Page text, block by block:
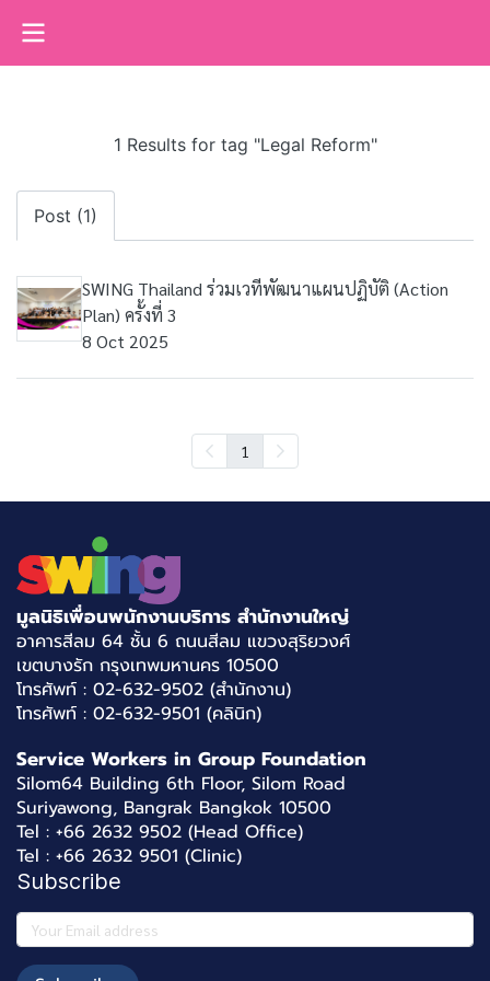
1 Results for tag "Legal Reform"
Post (1)
SWING Thailand ร่วมเวทีพัฒนาแผนปฏิบัติ (Action
Plan) ครั้งที่ 3
8 Oct 2025
1
มูลนิธิเพื่อนพนักงานบริการ สำนักงานใหญ่
อาคารสีลม 64 ชั้น 6 ถนนสีลม แขวงสุริยวงศ์
เขตบางรัก กรุงเทพมหานคร 10500
โทรศัพท์ : 02-632-9502 (สำนักงาน)
โทรศัพท์ : 02-632-9501 (คลินิก)
Service Workers in Group Foundation
Silom64 Building 6th Floor, Silom Road
Suriyawong, Bangrak Bangkok 10500
Tel : +66 2632 9502 (Head Office)
Tel : +66 2632 9501 (Clinic)
Subscribe